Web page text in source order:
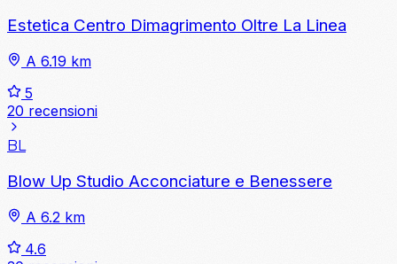
Estetica Centro Dimagrimento Oltre La Linea
A 6.19 km
5
20 recensioni
BL
Blow Up Studio Acconciature e Benessere
A 6.2 km
4.6